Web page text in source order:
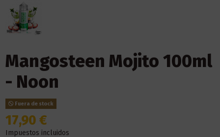
Mangosteen Mojito 100ml
- Noon
Fuera de stock
17,90 €
Impuestos incluidos